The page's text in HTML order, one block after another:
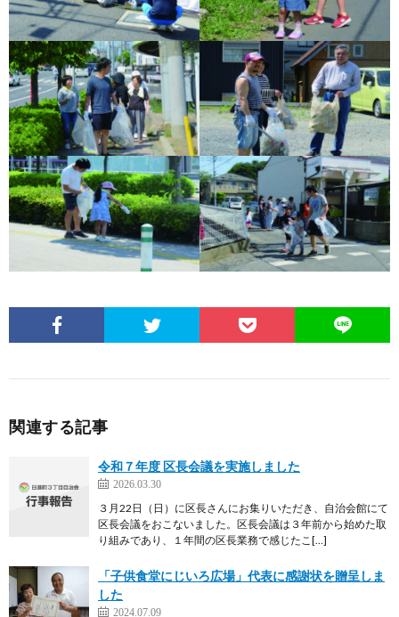
関連する記事
令和７年度 区長会議を実施しました
2026.03.30
３月22日（日）に区長さんにお集りいただき、自治会館にて
区長会議をおこないました。区長会議は３年前から始めた取
り組みであり、１年間の区長業務で感じたこ[…]
「子供食堂にじいろ広場」代表に感謝状を贈呈しま
した
2024.07.09